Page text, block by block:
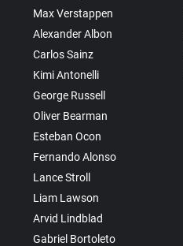
Max Verstappen
Alexander Albon
Carlos Sainz
Kimi Antonelli
George Russell
Oliver Bearman
Esteban Ocon
Fernando Alonso
Lance Stroll
Liam Lawson
Arvid Lindblad
Gabriel Bortoleto